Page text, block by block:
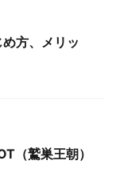
方、メリッ
（鷲巣王朝）